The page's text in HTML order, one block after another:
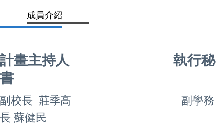
成員介紹
計畫主持人 執行秘
書
副校長 莊季高 副學務
長 蘇健民